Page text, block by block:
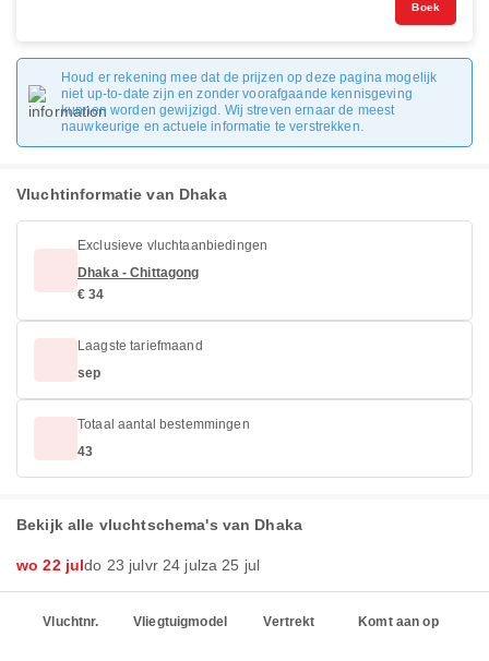
Boek
Houd er rekening mee dat de prijzen op deze pagina mogelijk
niet up-to-date zijn en zonder voorafgaande kennisgeving
kunnen worden gewijzigd. Wij streven ernaar de meest
nauwkeurige en actuele informatie te verstrekken.
Vluchtinformatie van Dhaka
Exclusieve vluchtaanbiedingen
Dhaka - Chittagong
€ 34
Laagste tariefmaand
sep
Totaal aantal bestemmingen
43
Bekijk alle vluchtschema's van Dhaka
wo 22 juldo 23 julvr 24 julza 25 jul
Vluchtnr. Vliegtuigmodel Vertrekt Komt aan op